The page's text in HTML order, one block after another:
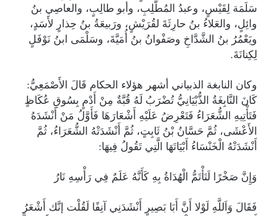
سَلَمَة لِقَيْسٍ، وعبدُ المُطَّلِبِ، وأبو طالِبٍ، والعاصِي بنُ
وائِلٍ، والعَلاءُ بنُ حارِثَةَ لقُرَيْشٍ، ورَبيعَةُ بنُ حِذارٍ لأَسَدٍ،
ويَعْمُرُ بنُ الشَّدَّاخِ وصَفْوانُ بنُ أُمَيَّةَ، وسَلْمَى ابنُ نَوْفَلٍ
لِكِنانَةَ.
وكان النابغة الذبياني أشهر هؤلاء الحكام قَالَ الأَصْمَعِيُّ‏:‏
كَانَ النَّابِغَةُ الذُّبْيَانِيُّ تُضْرَبُ لَهُ قُبَّةٌ مِنْ أَدْمٍ بِسُوقِ عُكَاظٍ
فَتَأْتِيهِ الشُّعَرَاءُ فَتَعْرِضُ عَلَيْهِ أَشْعَارَهَا فَأَوَّلُ مَنْ أَنْشَدَهُ
الأَعْشَى، ثُمَّ حَسَّانُ بْنُ ثَابِتٍ،‏ ثُمَّ أَنْشَدَتْهُ الشُّعَرَاءُ‏، ثُمَّ
أَنْشَدَتْهُ الْخَنْسَاءُ أَبْيَاتَهَا الَّتِي تَقُولُ فِيهَا‏:‏
وَإِنَّ صَخْرًا لَتَأْتَمُّ الْهُدَاةُ بِهِ كَأَنَّهُ عَلَمٌ فِي رَأْسِهِ نَارُ
فَقَالَ وَاَللَّهِ لَوْلا أَنَّ أَبَا بَصِيرٍ أَنْشَدَنِي آنِفًا لَقُلْت إنَّك أَشْعَرُ